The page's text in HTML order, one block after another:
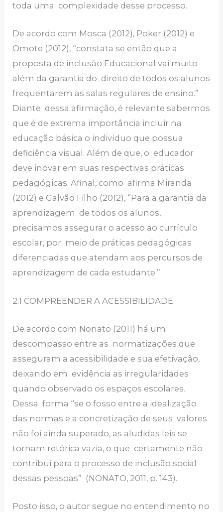
toda uma complexidade desse processo.
De acordo com Mosca (2012), Poker (2012) e
Omote (2012), “constata se então que a
proposta de inclusão Educacional vai muito
além da garantia do direito de todos os alunos
frequentarem as salas regulares de ensino.”
Diante dessa afirmação, é relevante sabermos
que é de extrema importância incluir na
educação básica o indivíduo que possua
deficiência visual. Além de que, o educador
deve inovar em suas respectivas práticas
pedagógicas. Afinal, como afirma Miranda
(2012) e Galvão Filho (2012), “Para a garantia da
aprendizagem de todos os alunos,
precisamos assegurar o acesso ao currículo
escolar, por meio de práticas pedagógicas
diferenciadas que atendam aos percursos de
aprendizagem de cada estudante.”
2.1 COMPREENDER A ACESSIBILIDADE
De acordo com Nonato (2011) há um
descompasso entre as normatizações que
asseguram a acessibilidade e sua efetivação,
deixando em evidência as irregularidades
quando observado os espaços escolares.
Dessa forma “se o fosso entre a idealização
das normas e a concretização de seus valores
não foi ainda superado, as aludidas leis se
tornam retórica vazia, o que certamente não
contribui para o processo de inclusão social
dessas pessoas” (NONATO, 2011, p. 143).
Posto isso, o autor segue no entendimento no